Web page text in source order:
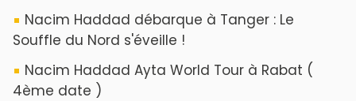
Nacim Haddad débarque à Tanger : Le
Souffle du Nord s'éveille !
Nacim Haddad Ayta World Tour à Rabat (
4ème date )